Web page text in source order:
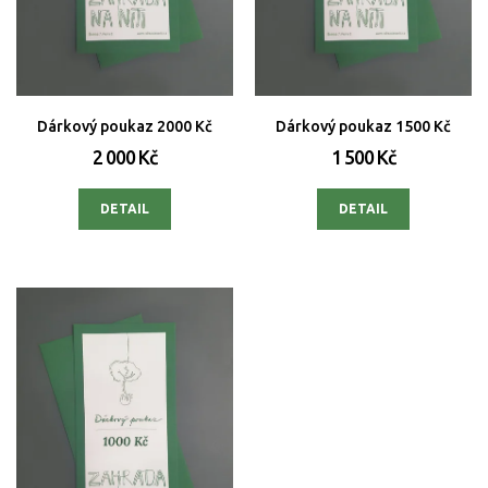
Dárkový poukaz 2000 Kč
2 000 Kč
DETAIL
Dárkový poukaz 1500 Kč
1 500 Kč
DETAIL